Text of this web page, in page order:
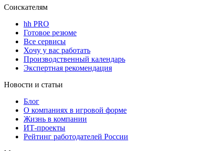
Соискателям
hh PRO
Готовое резюме
Все сервисы
Хочу у вас работать
Производственный календарь
Экспертная рекомендация
Новости и статьи
Блог
О компаниях в игровой форме
Жизнь в компании
ИТ-проекты
Рейтинг работодателей России